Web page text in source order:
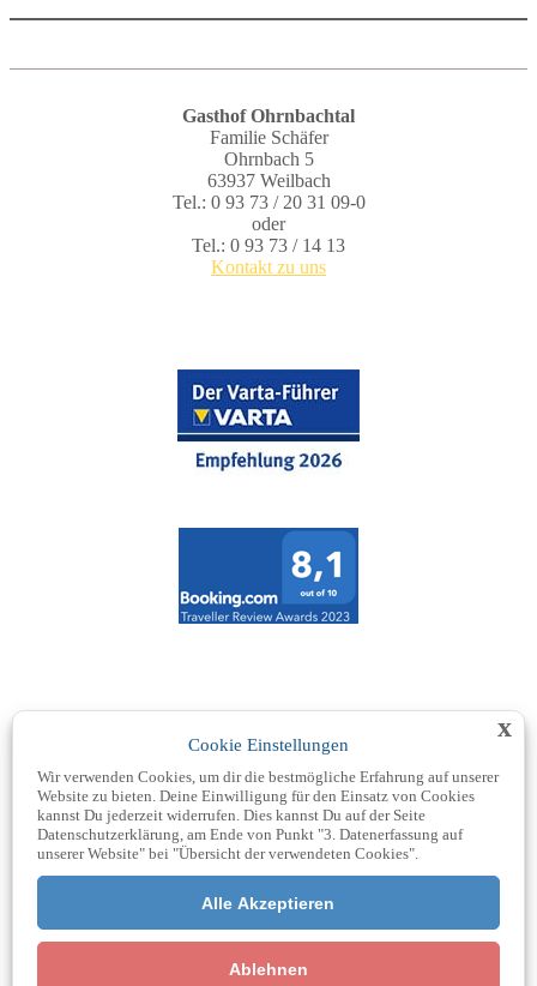
Cookie Einstellungen
x
Wir verwenden Cookies, um dir die bestmögliche Erfahrung auf unserer
Website zu bieten. Deine Einwilligung für den Einsatz von Cookies
kannst Du jederzeit widerrufen. Dies kannst Du auf der Seite
Datenschutzerklärung, am Ende von Punkt "3. Datenerfassung auf
unserer Website" bei "Übersicht der verwendeten Cookies".
Alle Akzeptieren
Ablehnen
Gasthof Ohrnbachtal
Familie Schäfer
Ohrnbach 5
63937 Weilbach
Tel.: 0 93 73 / 20 31 09-0
oder
Tel.: 0 93 73 / 14 13
Kontakt zu uns
Kachelmann Wetter laden
und Datenschutzerklärungen
von Kachelmann Wetter akzeptieren